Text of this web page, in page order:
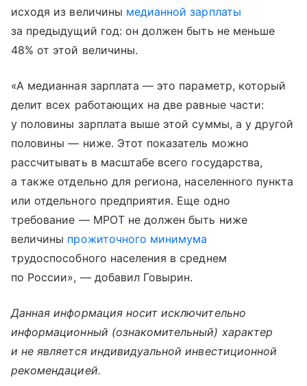
исходя из величины медианной зарплаты
за предыдущий год: он должен быть не меньше
48% от этой величины.
«А медианная зарплата — это параметр, который
делит всех работающих на две равные части:
у половины зарплата выше этой суммы, а у другой
половины — ниже. Этот показатель можно
рассчитывать в масштабе всего государства,
а также отдельно для региона, населенного пункта
или отдельного предприятия. Еще одно
требование — МРОТ не должен быть ниже
величины прожиточного минимума
трудоспособного населения в среднем
по России», — добавил Говырин.
Данная информация носит исключительно
информационный (ознакомительный) характер
и не является индивидуальной инвестиционной
рекомендацией.